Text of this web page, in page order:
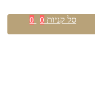
סל קניות 0
0